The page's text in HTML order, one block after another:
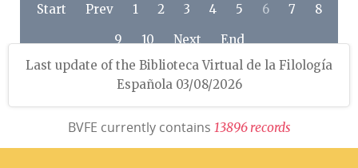
Start Prev 1 2 3 4 5 6 7
8
9
10 Next
End
Last update of the Biblioteca Virtual de la Filología
Española 03/08/2026
BVFE currently contains 13896 records